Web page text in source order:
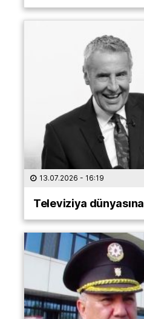
13.07.2026 - 16:19
Televiziya dünyasına